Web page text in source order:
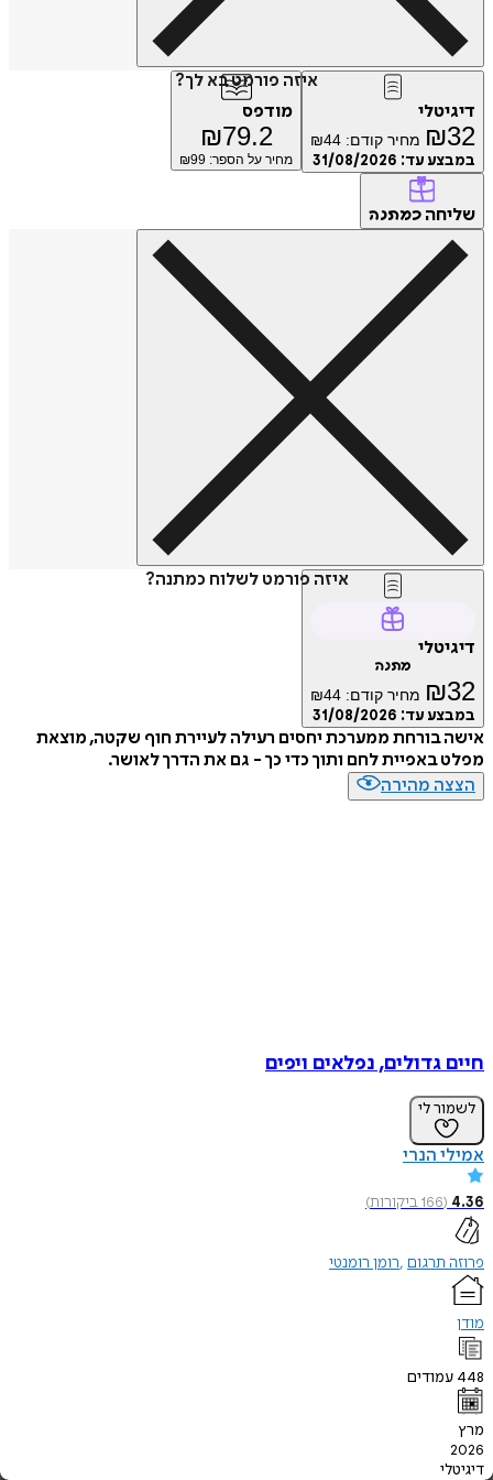
איזה פורמט בא לך?
₪ מחיר קודם: ₪44
עד:31/08/2026
מודפס
₪79.2
מחיר על הספר: ₪99
כמתנה
איזה פורמט לשלוח כמתנה?
₪ מחיר קודם: ₪44
עד:31/08/2026
בורחת ממערכת יחסים רעילה לעיירת חוף שקטה, מוצאת
באפיית לחם ותוך כדי כך - גם את הדרך לאושר.
מהירה
גדולים, נפלאים ויפים
לי
הנרי
166 ביקורות)
תרגום רומן רומנטי